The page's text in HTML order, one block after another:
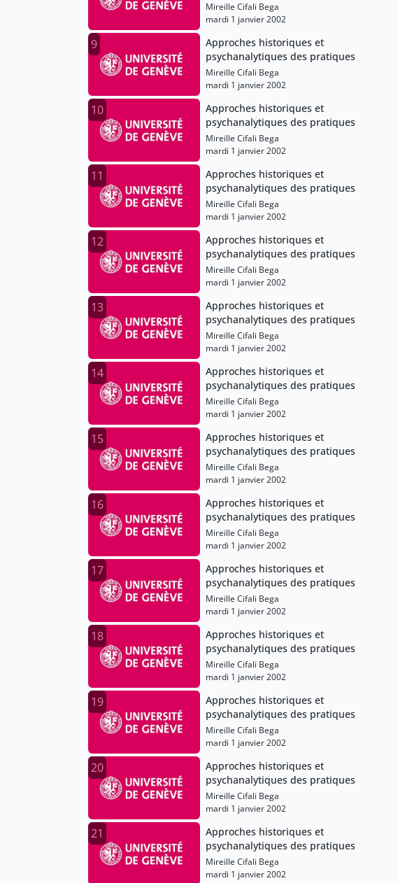
Mireille Cifali Bega
mardi 1 janvier 2002
9
Approches historiques et
psychanalytiques des pratiques
Mireille Cifali Bega
mardi 1 janvier 2002
10
Approches historiques et
psychanalytiques des pratiques
Mireille Cifali Bega
mardi 1 janvier 2002
11
Approches historiques et
psychanalytiques des pratiques
Mireille Cifali Bega
mardi 1 janvier 2002
12
Approches historiques et
psychanalytiques des pratiques
Mireille Cifali Bega
mardi 1 janvier 2002
13
Approches historiques et
psychanalytiques des pratiques
Mireille Cifali Bega
mardi 1 janvier 2002
14
Approches historiques et
psychanalytiques des pratiques
Mireille Cifali Bega
mardi 1 janvier 2002
15
Approches historiques et
psychanalytiques des pratiques
Mireille Cifali Bega
mardi 1 janvier 2002
16
Approches historiques et
psychanalytiques des pratiques
Mireille Cifali Bega
mardi 1 janvier 2002
17
Approches historiques et
psychanalytiques des pratiques
Mireille Cifali Bega
mardi 1 janvier 2002
18
Approches historiques et
psychanalytiques des pratiques
Mireille Cifali Bega
mardi 1 janvier 2002
19
Approches historiques et
psychanalytiques des pratiques
Mireille Cifali Bega
mardi 1 janvier 2002
20
Approches historiques et
psychanalytiques des pratiques
Mireille Cifali Bega
mardi 1 janvier 2002
21
Approches historiques et
psychanalytiques des pratiques
Mireille Cifali Bega
mardi 1 janvier 2002